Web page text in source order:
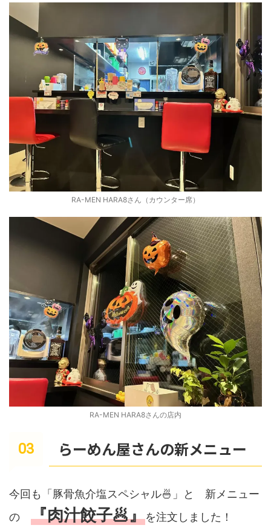
RA-MEN HARA8さん（カウンター席）
RA-MEN HARA8さんの店内
らーめん屋さんの新メニュー
今回も「豚骨魚介塩スペシャル🍜」と 新メニュー
の 『肉汁餃子🥟』を注文しました！